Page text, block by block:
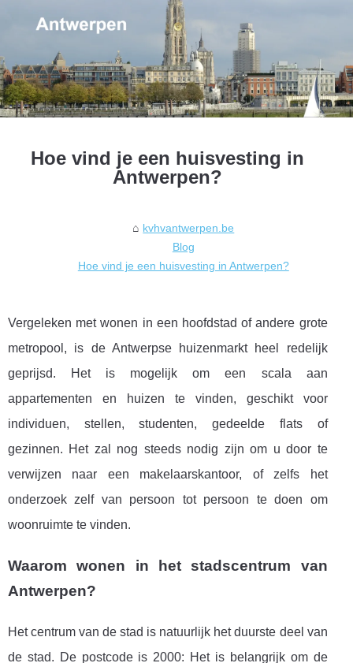
Hoe vind je een huisvesting in
Antwerpen?
kvhvantwerpen.be
Blog
Hoe vind je een huisvesting in Antwerpen?
Vergeleken met wonen in een hoofdstad of andere grote
metropool, is de Antwerpse huizenmarkt heel redelijk
geprijsd. Het is mogelijk om een ​​scala aan
appartementen en huizen te vinden, geschikt voor
individuen, stellen, studenten, gedeelde flats of
gezinnen. Het zal nog steeds nodig zijn om u door te
verwijzen naar een makelaarskantoor, of zelfs het
onderzoek zelf van persoon tot persoon te doen om
woonruimte te vinden.
Waarom wonen in het stadscentrum van
Antwerpen?
Het centrum van de stad is natuurlijk het duurste deel van
de stad. De postcode is 2000: Het is belangrijk om de